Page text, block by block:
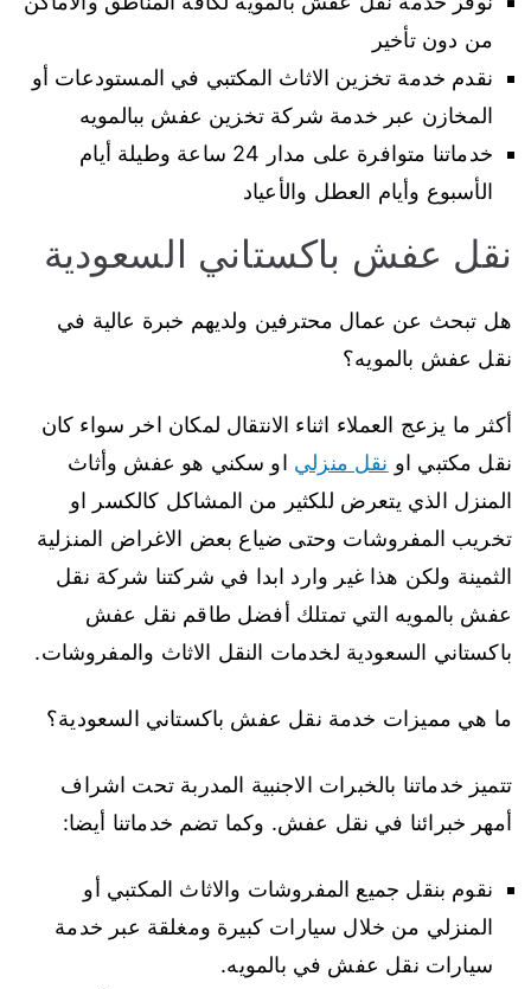
من دون تأخير
نقدم خدمة تخزين الاثاث المكتبي في المستودعات أو
المخازن عبر خدمة شركة تخزين عفش ببالمويه
خدماتنا متوافرة على مدار 24 ساعة وطيلة أيام
الأسبوع وأيام العطل والأعياد
نقل عفش باكستاني السعودية
هل تبحث عن عمال محترفين ولديهم خبرة عالية في
نقل عفش بالمويه؟
أكثر ما يزعج العملاء اثناء الانتقال لمكان اخر سواء كان
نقل مكتبي او نقل منزلي او سكني هو عفش وأثاث
المنزل الذي يتعرض للكثير من المشاكل كالكسر او
تخريب المفروشات وحتى ضياع بعض الاغراض المنزلية
الثمينة ولكن هذا غير وارد ابدا في شركتنا شركة نقل
عفش بالمويه التي تمتلك أفضل طاقم نقل عفش
باكستاني السعودية لخدمات النقل الاثاث والمفروشات.
ما هي مميزات خدمة نقل عفش باكستاني السعودية؟
تتميز خدماتنا بالخبرات الاجنبية المدربة تحت اشراف
أمهر خبرائنا في نقل عفش. وكما تضم خدماتنا أيضا:
نقوم بنقل جميع المفروشات والاثاث المكتبي أو
المنزلي من خلال سيارات كبيرة ومغلقة عبر خدمة
سيارات نقل عفش في بالمويه.